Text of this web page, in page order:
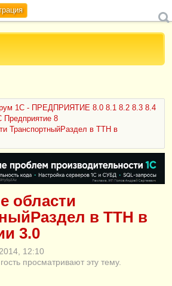
1С - ПРЕДПРИЯТИЕ 8.0 8.1 8.2 8.3 8.4
Предприятие 8
ТранспортныйРаздел в ТТН в
области
в ТТН в
3.0
12:10
просматривают эту тему.